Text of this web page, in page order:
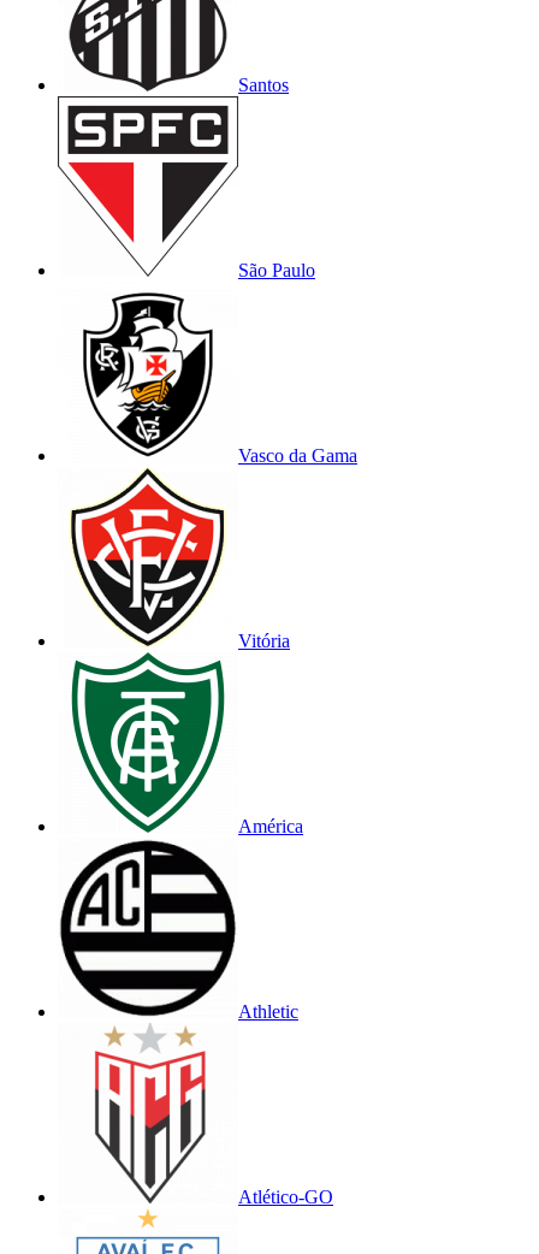
Santos
São Paulo
Vasco da Gama
Vitória
América
Athletic
Atlético-GO